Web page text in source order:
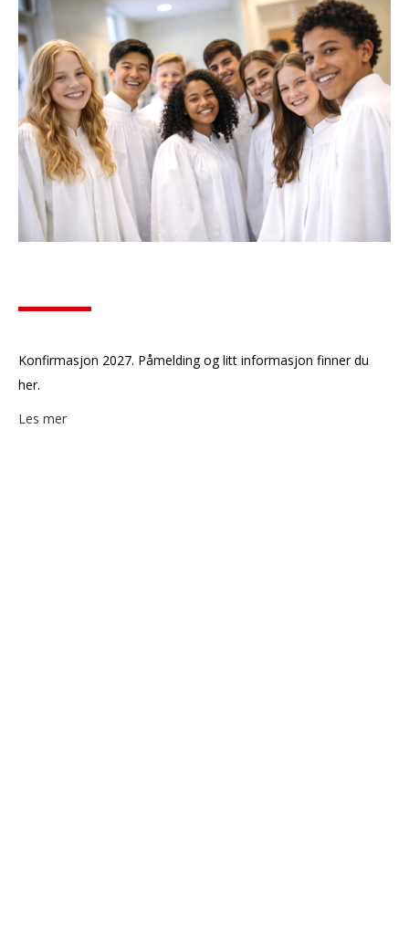
Konfirmasjon 2027. Påmelding og litt informasjon finner du
her.
Les mer